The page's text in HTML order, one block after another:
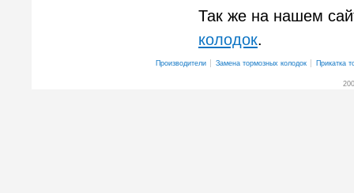
Так же на нашем
колодок.
Производители Замена тормозных колодок Прикатка